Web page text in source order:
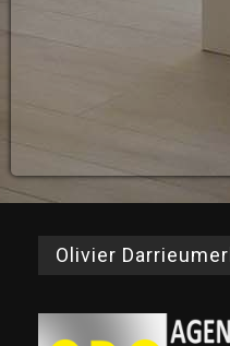
Olivier